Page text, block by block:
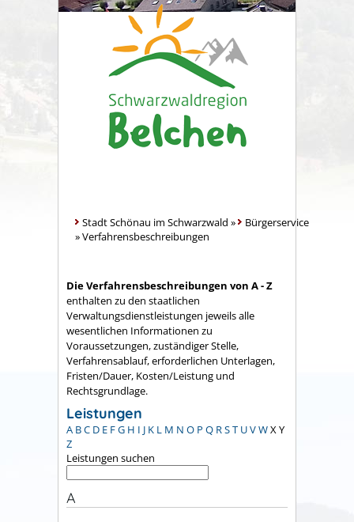
Stadt Schönau im Schwarzwald »
Bürgerservice
»Verfahrensbeschreibungen
Die Verfahrensbeschreibungen von A - Z
enthalten zu den staatlichen
Verwaltungsdienstleistungen jeweils alle
wesentlichen Informationen zu
Voraussetzungen, zuständiger Stelle,
Verfahrensablauf, erforderlichen Unterlagen,
Fristen/Dauer, Kosten/Leistung und
Rechtsgrundlage.
Leistungen
A BC D E FG H I J K L M N O P Q RST UVWXY
Z
Leistungen suchen
A